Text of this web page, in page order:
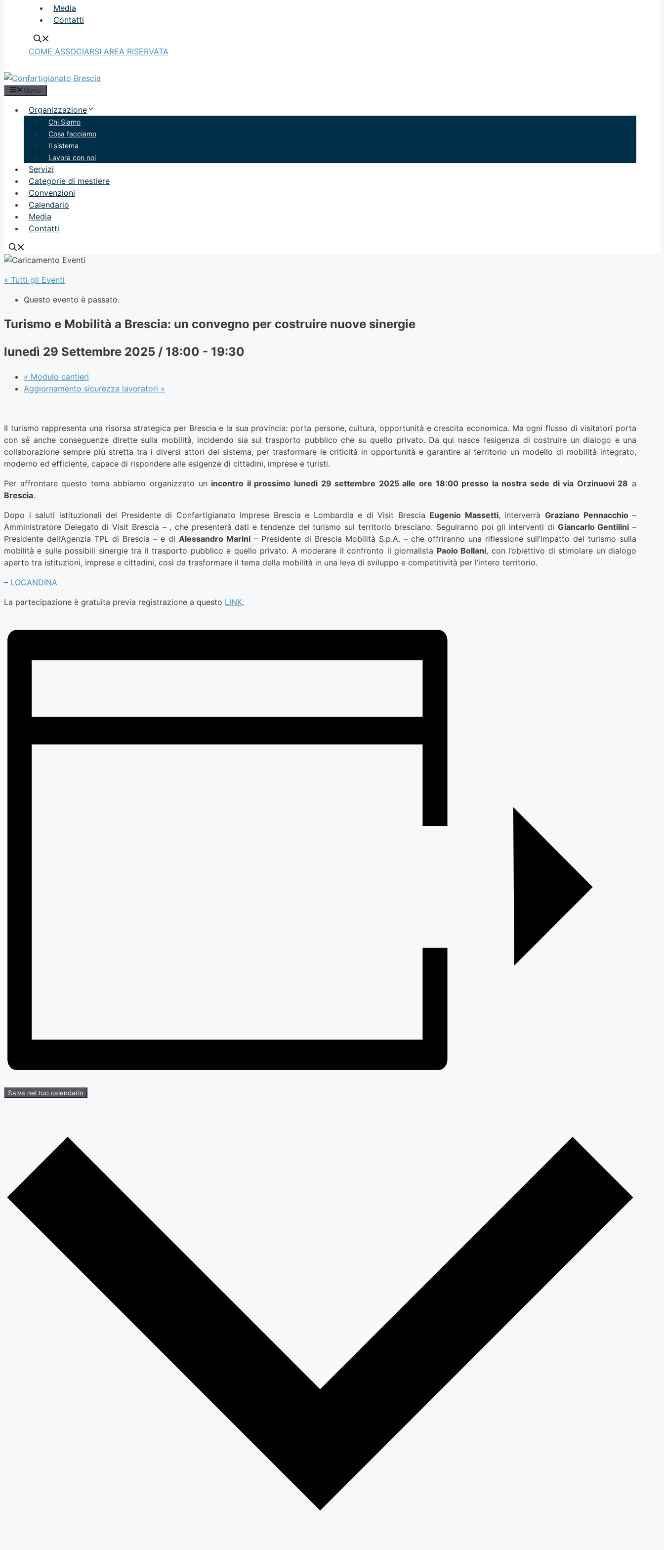
Media
Contatti
COME ASSOCIARSI AREA RISERVATA
Menu
Organizzazione
Chi Siamo
Cosa facciamo
Il sistema
Lavora con noi
Servizi
Categorie di mestiere
Convenzioni
Calendario
Media
Contatti
« Tutti gli Eventi
Questo evento è passato.
Turismo e Mobilità a Brescia: un convegno per costruire nuove sinergie
lunedì 29 Settembre 2025 / 18:00 - 19:30
« Modulo cantieri
Aggiornamento sicurezza lavoratori »
Il turismo rappresenta una risorsa strategica per Brescia e la sua provincia: porta persone, cultura, opportunità e crescita economica. Ma ogni flusso di visitatori porta
con sé anche conseguenze dirette sulla mobilità, incidendo sia sul trasporto pubblico che su quello privato. Da qui nasce l’esigenza di costruire un dialogo e una
collaborazione sempre più stretta tra i diversi attori del sistema, per trasformare le criticità in opportunità e garantire al territorio un modello di mobilità integrato,
moderno ed efficiente, capace di rispondere alle esigenze di cittadini, imprese e turisti.
Per affrontare questo tema abbiamo organizzato un incontro il prossimo lunedì 29 settembre 2025 alle ore 18:00 presso la nostra sede di via Orzinuovi 28 a
Brescia.
Dopo i saluti istituzionali del Presidente di Confartigianato Imprese Brescia e Lombardia e di Visit Brescia Eugenio Massetti, interverrà Graziano Pennacchio–
Amministratore Delegato di Visit Brescia – , che presenterà dati e tendenze del turismo sul territorio bresciano. Seguiranno poi gli interventi di Giancarlo Gentilini –
Presidente dell’Agenzia TPL di Brescia – e di Alessandro Marini – Presidente di Brescia Mobilità S.p.A. – che offriranno una riflessione sull’impatto del turismo sulla
mobilità e sulle possibili sinergie tra il trasporto pubblico e quello privato. A moderare il confronto il giornalista Paolo Bollani, con l’obiettivo di stimolare un dialogo
aperto tra istituzioni, imprese e cittadini, così da trasformare il tema della mobilità in una leva di sviluppo e competitività per l’intero territorio.
– LOCANDINA
La partecipazione è gratuita previa registrazione a questo LINK.
Salva nel tuo calendario